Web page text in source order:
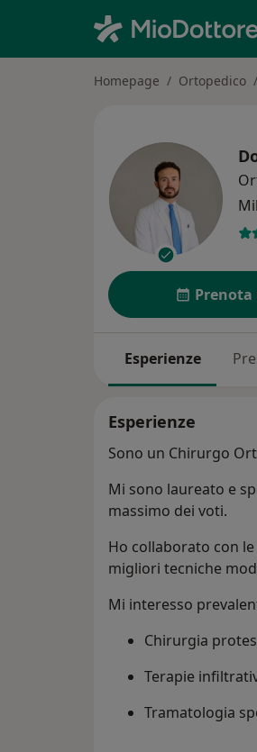
Homepage Ortopedico
Esperienze
Esperienze
Sono un Chirurgo
Mi sono laureato e
massimo dei voti.
Ho collaborato con
migliori tecniche
Mi interesso
Chirurgia
Terapie
Tramatologia